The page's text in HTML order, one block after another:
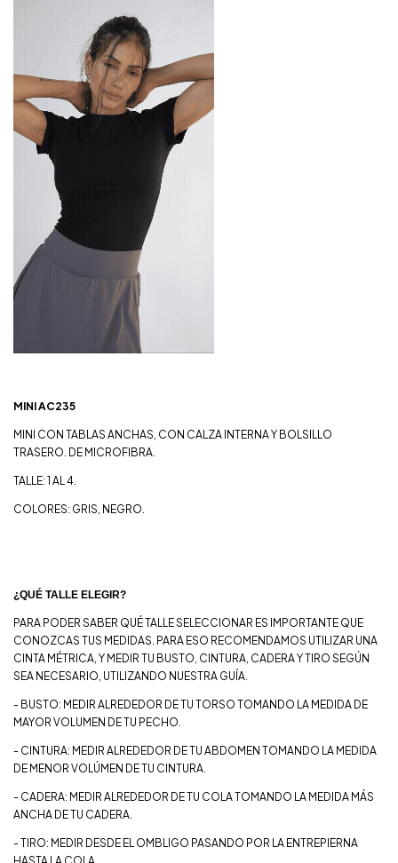
MINI AC235
MINI CON TABLAS ANCHAS, CON CALZA INTERNA Y BOLSILLO
TRASERO. DE MICROFIBRA.
TALLE: 1 AL 4.
COLORES: GRIS, NEGRO.
¿QUÉ TALLE ELEGIR?
PARA PODER SABER QUÉ TALLE SELECCIONAR ES IMPORTANTE QUE
CONOZCAS TUS MEDIDAS. PARA ESO RECOMENDAMOS UTILIZAR UNA
CINTA MÉTRICA, Y MEDIR TU BUSTO, CINTURA, CADERA Y TIRO SEGÚN
SEA NECESARIO, UTILIZANDO NUESTRA GUÍA.
- BUSTO: MEDIR ALREDEDOR DE TU TORSO TOMANDO LA MEDIDA DE
MAYOR VOLUMEN DE TU PECHO.
- CINTURA: MEDIR ALREDEDOR DE TU ABDOMEN TOMANDO LA MEDIDA
DE MENOR VOLÚMEN DE TU CINTURA.
- CADERA: MEDIR ALREDEDOR DE TU COLA TOMANDO LA MEDIDA MÁS
ANCHA DE TU CADERA.
- TIRO: MEDIR DESDE EL OMBLIGO PASANDO POR LA ENTREPIERNA